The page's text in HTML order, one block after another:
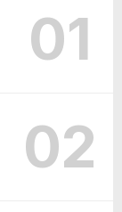
01
02